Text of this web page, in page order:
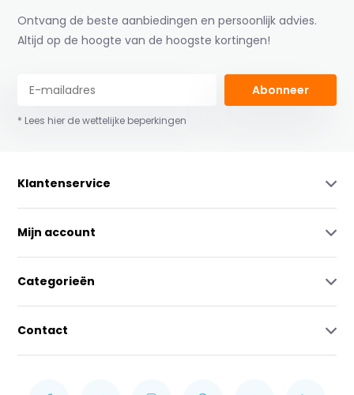
Ontvang de beste aanbiedingen en persoonlijk advies.
Altijd op de hoogte van de hoogste kortingen!
Abonneer
* Lees hier de wettelijke beperkingen
Klantenservice
Mijn account
Categorieën
Contact